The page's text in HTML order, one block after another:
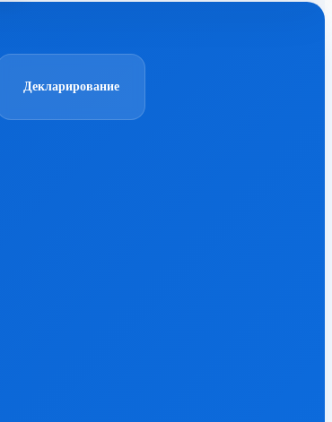
Декларирование